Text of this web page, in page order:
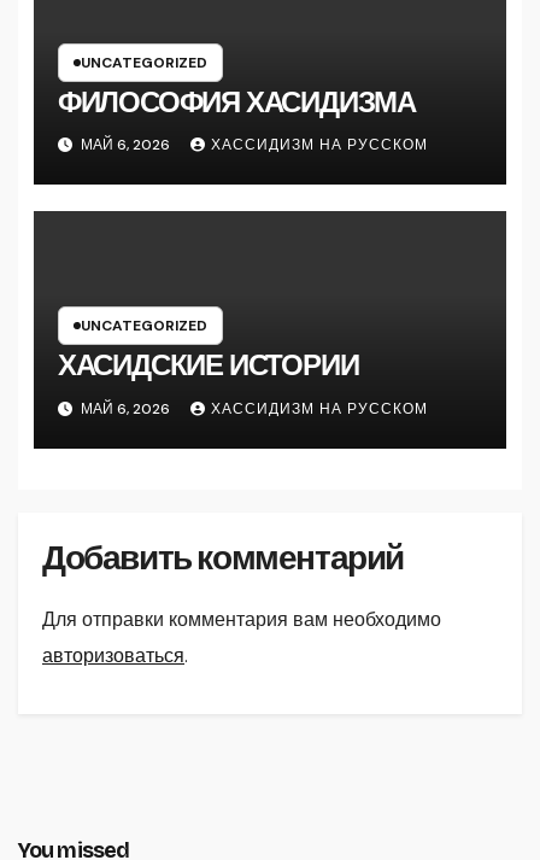
UNCATEGORIZED
ФИЛОСОФИЯ ХАСИДИЗМА
МАЙ 6, 2026 ХАССИДИЗМ НА РУССКОМ
UNCATEGORIZED
ХАСИДСКИЕ ИСТОРИИ
МАЙ 6, 2026 ХАССИДИЗМ НА РУССКОМ
Добавить комментарий
Для отправки комментария вам необходимо
авторизоваться.
You missed